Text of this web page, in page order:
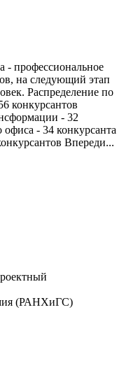
- профессиональное
на следующий этап
Распределение по
конкурсантов
- 32
офиса - 34 конкурсанта
Впереди...
(РАНХиГС)